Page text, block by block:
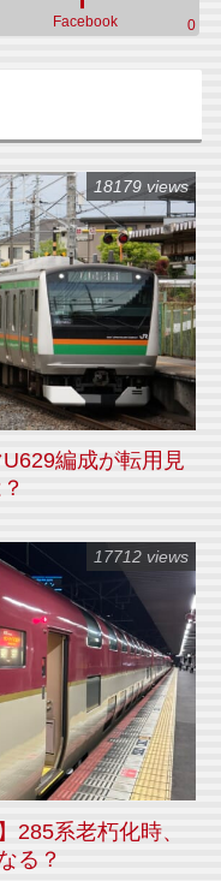
Facebook 0
編成が転用見
18179 views
285系老朽化時、
る？
17712 views